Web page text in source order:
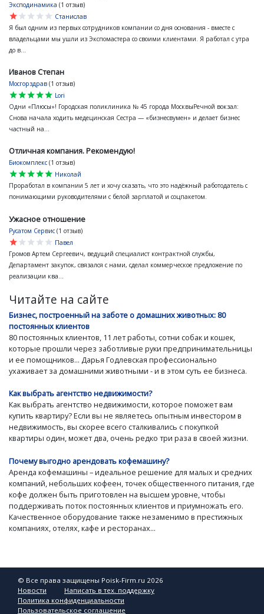
Эксподинамика (1 отзыв)
star
star
star
star
star
Станислав
Я был одним из первых сотрудников компании со дня основания - вместе с
владельцами мы ушли из Экспомастера со своими клиентами. Я работал с утра
до в...
Иванов Степан
Мосгорздрав (1 отзыв)
star
star
star
star
star
Lori
Одни «Плюсы»! Городская поликлиника № 45 города МосквыРечной вокзал:
Снова начала ходить медецинская Сестра — «бизнесвумен» и делает бизнес
частный на...
Отличная компания. Рекомендую!
Биокомплекс (1 отзыв)
star
star
star
star
star
Николай
Проработал в компании 5 лет и хочу сказать, что это надёжный работодатель с
понимающими руководителями с белой зарплатой и соцпакетом.
Ужасное отношение
Русатом Сервис (1 отзыв)
star
star
star
star
star
Павел
Громов Артем Сергеевич, ведущий специалист контрактной службы,
Департамент закупок, связался с нами, сделал коммерческое предложение по
реализации ква...
Читайте на сайте
Бизнес, построенный на заботе о домашних животных: 80
постоянных клиентов
80 постоянных клиентов, 11 лет работы, сотни собак и кошек,
которые прошли через заботливые руки предпринимательницы
и ее помощников... Дарья Годлевская профессионально
ухаживает за домашними животными - и в этом суть ее бизнеса.
Как выбрать агентство недвижимости?
Как выбрать агентство недвижимости, которое поможет вам
купить квартиру? Если вы не являетесь опытным инвестором в
недвижимость, вы скорее всего сталкивались с покупкой
квартиры один, может два, очень редко три раза в своей жизни.
Почему выгодно арендовать кофемашину?
Аренда кофемашины – идеальное решение для малых и средних
компаний, небольших кофеен, точек общественного питания, где
кофе должен быть приготовлен на высшем уровне, чтобы
поддерживать поток постоянных клиентов и приумножать его.
Качественное оборудование также незаменимо в престижных
компаниях, отелях, кафе и ресторанах...
© Все права защищены Poisk-Firm.ru 2026
Новости
Написать в тех. поддержку
Политика конфиденциальности
Пользовательское соглашение